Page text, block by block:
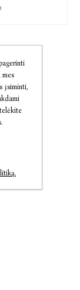
įsiminti,